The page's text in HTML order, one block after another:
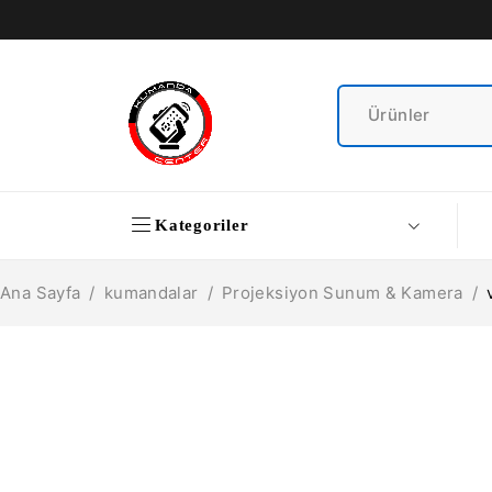
Kategoriler
Ana Sayfa / kumandalar / Projeksiyon Sunum & Kamera /